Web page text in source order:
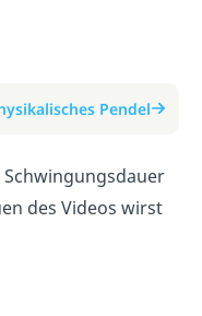
Pendel
des Videos wirst